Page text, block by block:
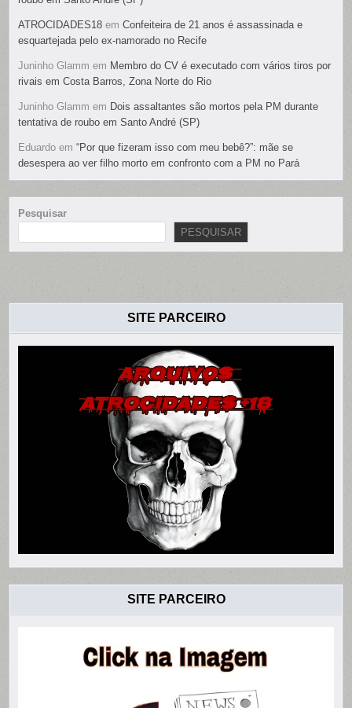
ATROCIDADES18 emConfeiteira de 21 anos é assassinada e
esquartejada pelo ex-namorado no Recife
Juninho Glamm em Membro do CV é executado com vários tiros por
rivais em Costa Barros, Zona Norte do Rio
Juninho Glamm em Dois assaltantes são mortos pela PM durante
tentativa de roubo em Santo André (SP)
Eduardo em“Por que fizeram isso com meu bebê?”: mãe se
desespera ao ver filho morto em confronto com a PM no Pará
Pesquisar
PESQUISAR
SITE PARCEIRO
SITE PARCEIRO